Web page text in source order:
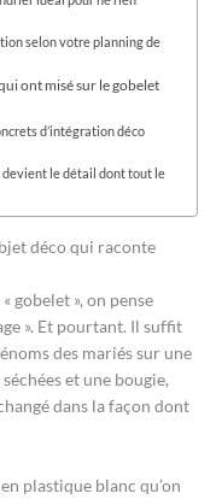
selon votre planning de
ont misé sur le gobelet
d’intégration déco
devient le détail dont tout le
déco qui raconte
gobelet », on pense
». Et pourtant. Il suffit
des mariés sur une
et une bougie,
dans la façon dont
plastique blanc qu’on